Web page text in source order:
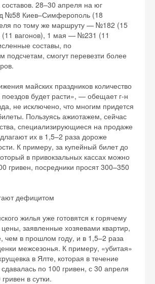
28–30 апреля на юг
№58 Киев–Симферополь (18
по тому же маршруту — №182 (15
(11 вагонов), 1 мая — №231 (11
составы, по
подсчетам, смогут перевезти более
майских праздников количество
будет расти», — обещает г-н
не исключено, что многим придется
Пользуясь ажиотажем, сейчас
специализирующиеся на продаже
их в 1,5–2 раза дороже
К примеру, за купейный билет до
в привокзальных кассах можно
гривен, посредники просят 300–350
дефицитом
жилья уже готовятся к горячему
заявленные хозяевами квартир,
чем в прошлом году, и в 1,5–2 раза
межсезонья. К примеру, «убитая»
в Ялте, которая в течение
по 100 гривен, с 30 апреля
в сутки.
Оставь почту и получи
на первое бронирование!